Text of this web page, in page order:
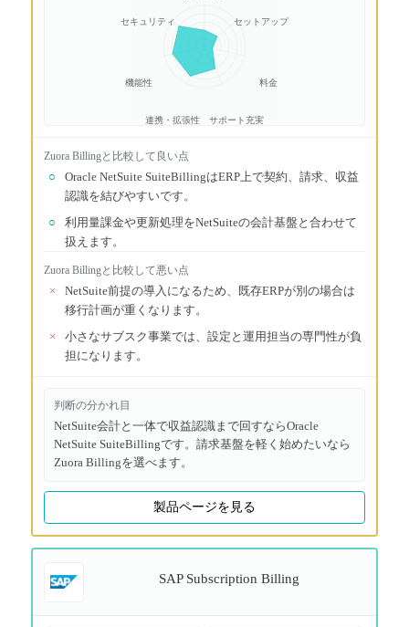
セットアップ
料金
サポート充実
連携・拡張性
機能性
セキュリティ
Zuora Billingと比較して良い点
○
Oracle NetSuite SuiteBillingはERP上で契約、請求、収益
認識を結びやすいです。
○
利用量課金や更新処理をNetSuiteの会計基盤と合わせて
扱えます。
Zuora Billingと比較して悪い点
×
NetSuite前提の導入になるため、既存ERPが別の場合は
移行計画が重くなります。
×
小さなサブスク事業では、設定と運用担当の専門性が負
担になります。
判断の分かれ目
NetSuite会計と一体で収益認識まで回すならOracle
NetSuite SuiteBillingです。請求基盤を軽く始めたいなら
Zuora Billingを選べます。
製品ページを見る
SAP Subscription Billing